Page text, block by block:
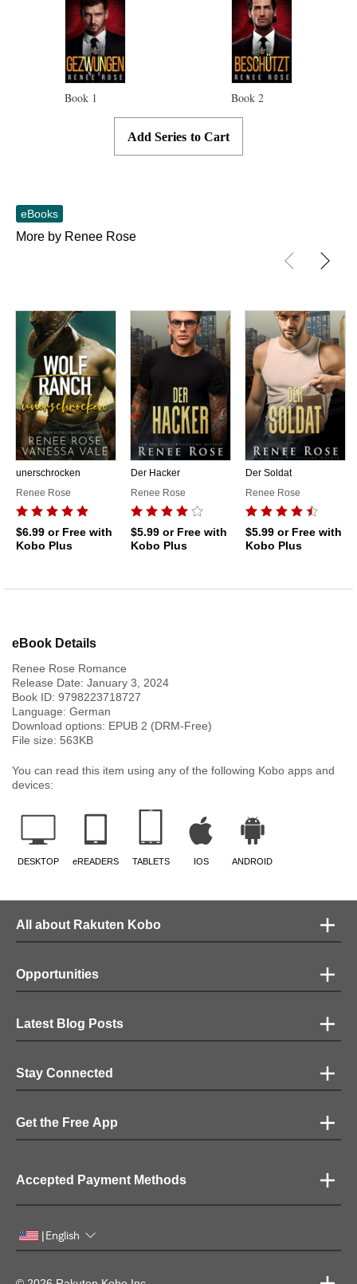
Book 1 Book 2
Add Series to Cart
eBooks
More by Renee Rose
unerschrocken
Renee Rose
$6.99 or Free with
Kobo Plus
Der Hacker
Renee Rose
$5.99 or Free with
Kobo Plus
Der Soldat
Renee Rose
$5.99 or Free with
Kobo Plus
eBook Details
​Renee Rose Romance
Release Date: January 3, 2024
Book ID: 9798223718727
Language: German
Download options: EPUB 2 (DRM-Free)
File size: 563KB
You can read this item using any of the following Kobo apps and
devices:
DESKTOP eREADERS TABLETS IOS ANDROID
All about Rakuten Kobo
Opportunities
Latest Blog Posts
Stay Connected
Get the Free App
Accepted Payment Methods
|English